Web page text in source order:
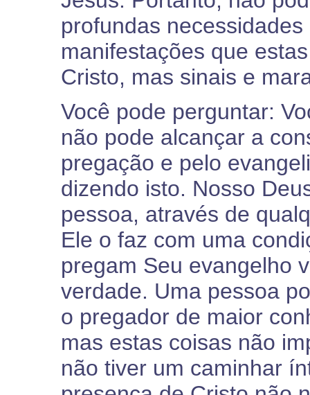
profundas
manifestações que
Cristo, mas sinais e
Você pode perguntar:
não pode alcançar a
pregação e pelo
dizendo isto. Nosso
pessoa, através de
Ele o faz com uma
pregam Seu evangelho
verdade. Uma pessoa
o pregador de maior
mas estas coisas não
não tiver um caminhar